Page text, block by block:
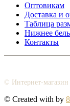
Оптовикам
Доставка и
Таблица
Нижнее
Контакты
© Интернет-
© Created with by